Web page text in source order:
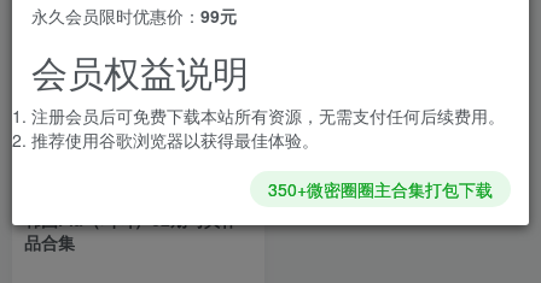
品合集
永久会员限时优惠价： 99元
会员权益说明
注册会员后可免费下载本站所有资源，无需支付任何后续费用。
推荐使用谷歌浏览器以获得最佳体验。
350+微密圈圈主合集打包下载